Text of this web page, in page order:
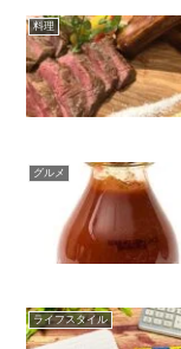
料理
グルメ
ライフスタイル